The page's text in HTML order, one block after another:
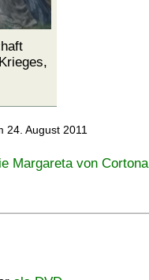
24. August 2011
Margareta von Cortona